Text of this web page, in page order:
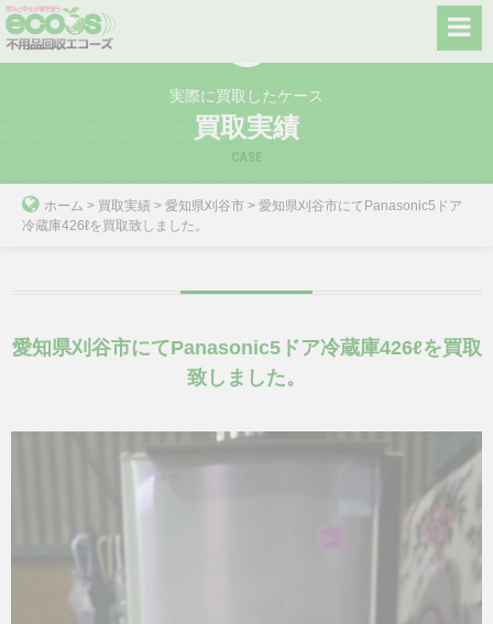
Skip
to
実際に買取したケース
買取実績
CASE
ホーム > 買取実績 > 愛知県刈谷市 > 愛知県刈谷市にてPanasonic5ドア
冷蔵庫426ℓを買取致しました。
愛知県刈谷市にてPanasonic5ドア冷蔵庫426ℓを買取
致しました。